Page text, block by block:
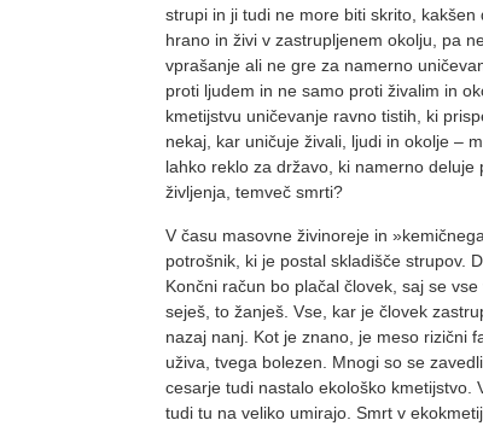
strupi in ji tudi ne more biti skri­to,
hrano in živi v zastrupljenem okolju, pa
vprašanje ali ne gre za namerno
proti ljudem in ne samo proti živalim in
kmetijstvu uničevanje ravno tistih, ki
nekaj, kar uničuje živali, lju­di in okolje –
lahko reklo za državo, ki namerno
življenja, temveč smrti?
V času masovne živinoreje in
potro­šnik, ki je postal skladišče strupov.
Končni račun bo plačal človek, saj se
seješ, to žanješ. Vse, kar je človek
nazaj nanj. Kot je znano, je meso rizični
uživa, tvega bolezen. Mnogi so se
cesarje tudi nastalo ekološko kmetijstvo.
tudi tu na veliko umirajo. Smrt v